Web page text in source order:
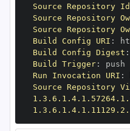
Source Repository
Source Repository
Source Repository
Build Config URI :
Build Config Digest :
Build Trigger:
Run Invocation URI :
Source Repository